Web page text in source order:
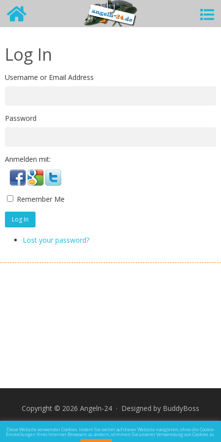
Log In
Username or Email Address
Password
Anmelden mit:
Remember Me
Log In
Lost your password?
Copyright © 2026 Angeln-24 · Designed by BuddyBoss
Impressum Datenschutz und Rechtliche Hinweise
Diese Website verwendet Cookies. Indem Sie weiter auf dieser Website navigieren, ohne die Cookie-
Einstellungen Ihres Internet Browsers zu ändern, stimmen Sie unserer Verwendung von Cookies zu.